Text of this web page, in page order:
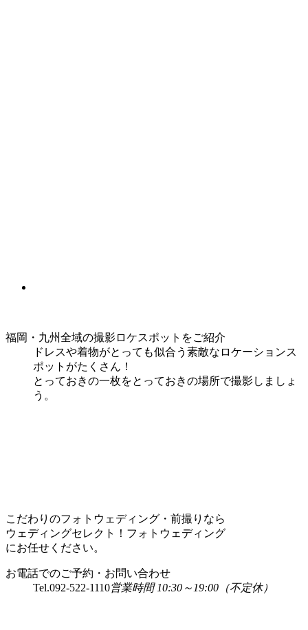
福岡・九州全域の撮影ロケスポットをご紹介
ドレスや着物がとっても似合う素敵なロケーションス
ポットがたくさん！
とっておきの一枚をとっておきの場所で撮影しましょ
う。
こだわりのフォトウェディング・前撮りなら
ウェディングセレクト！フォトウェディング
にお任せください。
お電話でのご予約・お問い合わせ
Tel.092-522-1110営業時間 10:30～19:00（不定休）